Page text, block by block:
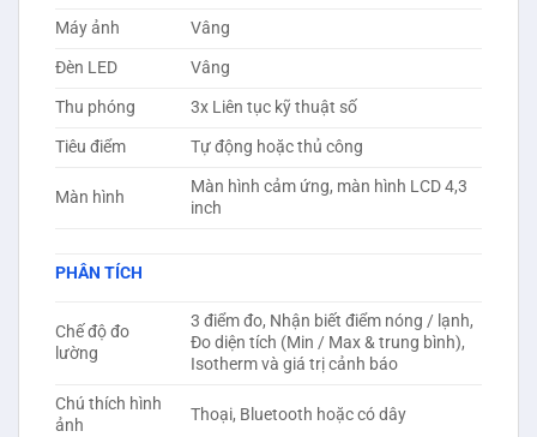
Máy ảnh
Vâng
Đèn LED
Vâng
Thu phóng
3x Liên tục kỹ thuật số
Tiêu điểm
Tự động hoặc thủ công
Màn hình
Màn hình cảm ứng, màn hình LCD 4,3
inch
PHÂN TÍCH
Chế độ đo
lường
3 điểm đo, Nhận biết điểm nóng / lạnh,
Đo diện tích (Min / Max & trung bình),
Isotherm và giá trị cảnh báo
Chú thích hình
ảnh
Thoại, Bluetooth hoặc có dây